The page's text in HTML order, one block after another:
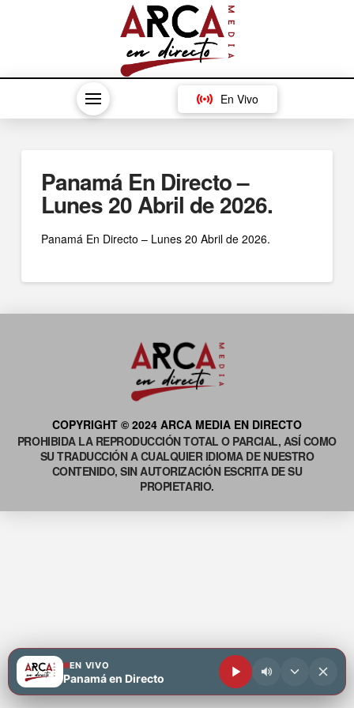
En Vivo
Panamá En Directo –
Lunes 20 Abril de 2026.
Panamá En Directo – Lunes 20 Abril de 2026.
COPYRIGHT © 2024 ARCA MEDIA EN DIRECTO
PROHIBIDA LA REPRODUCCIÓN TOTAL O PARCIAL, ASÍ COMO
SU TRADUCCIÓN A CUALQUIER IDIOMA DE NUESTRO
CONTENIDO, SIN AUTORIZACIÓN ESCRITA DE SU
PROPIETARIO.
EN VIVO
Panamá en Directo